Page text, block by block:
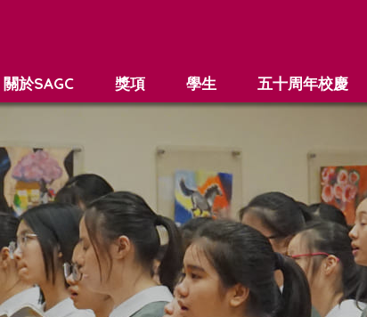
關於SAGC 獎項 學生 五十周年校慶